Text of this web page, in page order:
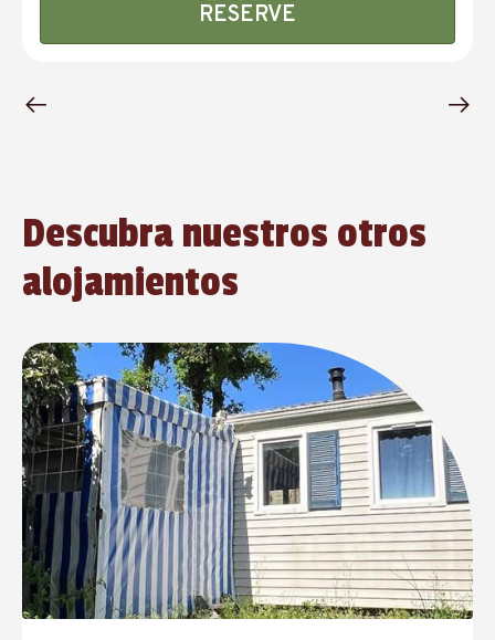
RESERVE
Descubra nuestros otros
alojamientos